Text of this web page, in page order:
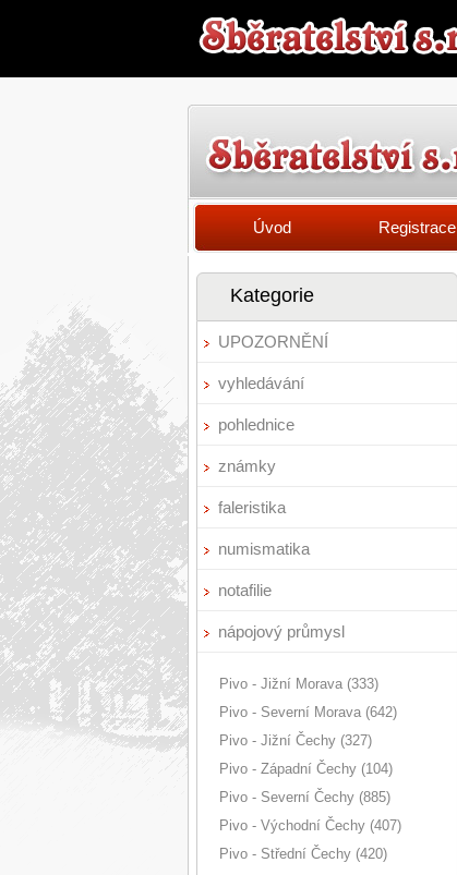
Úvod Registrace
Kategorie
UPOZORNĚNÍ
vyhledávání
pohlednice
známky
faleristika
numismatika
notafilie
nápojový průmysl
Pivo - Jižní Morava (333)
Pivo - Severní Morava (642)
Pivo - Jižní Čechy (327)
Pivo - Západní Čechy (104)
Pivo - Severní Čechy (885)
Pivo - Východní Čechy (407)
Pivo - Střední Čechy (420)